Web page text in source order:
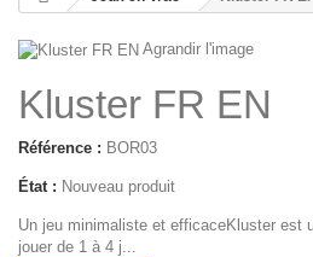
Agrandir l'image
Kluster FR EN
Référence : BOR03
État : Nouveau produit
Un jeu minimaliste et efficaceKluster est
jouer de 1 à 4 j...